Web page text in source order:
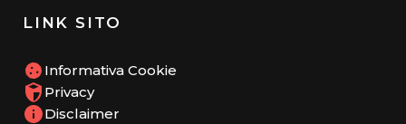
LINK SITO
Informativa Cookie
Privacy
Disclaimer